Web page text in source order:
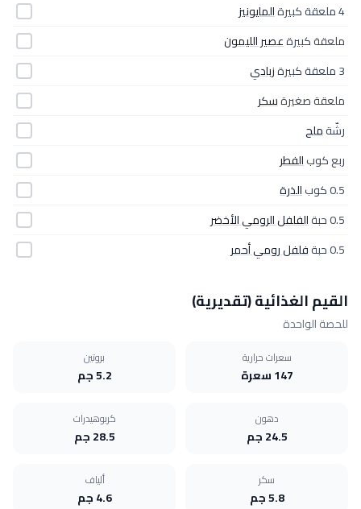
4 ملعقة كبيرة
المايونيز
ملعقة كبيرةعصير الليمون
3 ملعقة كبيرة
زبادي
ملعقة صغيرةسكر
رشّةملح
ربع كوبالفطر
0.5 كوب
الذرة
0.5 حبة
الفلفل الرومي الأخضر
0.5 حبة
فلفل رومي أحمر
القيم الغذائية (تقديرية)
للحصة الواحدة
سعرات حرارية
147 سعرة
بروتين
5.2 جم
دهون
24.5 جم
كربوهيدرات
28.5 جم
سكر
5.8 جم
ألياف
4.6 جم